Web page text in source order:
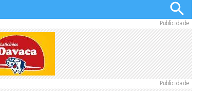
Publicidade
Publicidade